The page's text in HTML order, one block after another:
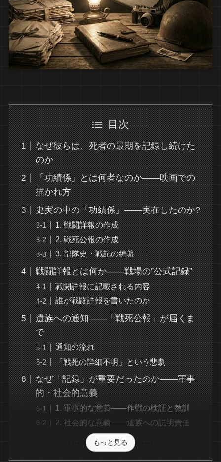
目次
なぜ彼らは、死者の最期を記録し続けた
のか
「功績係」とは何者なのか――映画での
描かれ方
史実の中の「功績係」――実在したのか?
1. 戦闘詳報の作成
2. 戦死公報の作成
3. 部隊史・戦記の編纂
戦闘詳報とは何か――戦場の”公式記録”
戦闘詳報に記載される内容
誰が戦闘詳報を書いたのか
遺族への通知――「戦死公報」が届くま
で
通知の流れ
「戦死の詳細不明」という悲劇
なぜ「記録」が重要だったのか――軍事
的・社会的意義
1. 軍事的な意義――作戦の検証と教訓
2. 社会的な意義――遺族への説明責任
もっと見る